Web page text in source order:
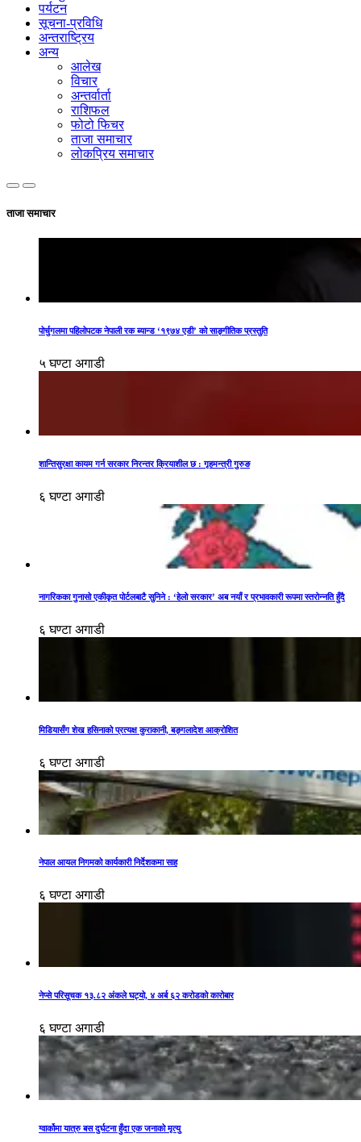
पर्यटन
सूचना-प्रविधि
अन्तराष्ट्रिय
अन्य
आलेख
विचार
अन्तर्वार्ता
राशिफल
फोटो फिचर
ताजा समाचार
लोकप्रिय समाचार
ताजा समाचार
पोर्चुगलमा पहिलोपटक नेपाली रक ब्यान्ड ‘१९७४ एडी’ को साङ्गीतिक प्रस्तुति
५ घण्टा अगाडी
शान्तिसुरक्षा कायम गर्न सरकार निरन्तर क्रियाशील छ : गृहमन्त्री गुरुङ
६ घण्टा अगाडी
नागरिकका गुनासो एकीकृत पोर्टलबाटै सुनिने : ‘हेलो सरकार’ अब नयाँ र प्रभावकारी रूपमा स्तरोन्नति हुँदै
६ घण्टा अगाडी
मिडियासँग शेख हसिनाको प्रत्यक्ष कुराकानी, बङ्गलादेश आक्रोशित
६ घण्टा अगाडी
नेपाल आयल निगमको कार्यकारी निर्देशकमा साह
६ घण्टा अगाडी
नेप्से परिसूचक १३.८२ अंकले घट्यो, ४ अर्ब ६२ करोडको कारोबार
६ घण्टा अगाडी
ग्वार्कोमा यात्रु बस दुर्घटना हुँदा एक जनाको मृत्यु